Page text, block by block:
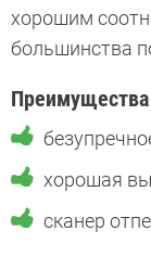
хорошим
большинства
Преимущества
хорошая
сканер